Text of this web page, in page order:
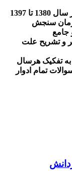
گرداوری 20 دوره سوالات حقوق مدنی از سال 1380 تا 1397
سنجش
جامع
و تشریح علت
به تفکیک هرسال
تمام ادوار